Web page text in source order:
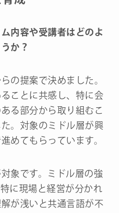
内容や受講者はどのよ
か？
の提案で決めました。
ことに共感し、特に会
る部分から取り組むこ
。対象のミドル層が興
めてもらっています。
象です。ミドル層の強
に現場と経営が分かれ
が浅いと共通言語が不